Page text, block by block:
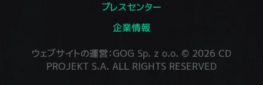
プレスセンター
企業情報
ウェブサイトの運営：GOG Sp. z o.o. © 2026 CD
PROJEKT S.A. ALL RIGHTS RESERVED